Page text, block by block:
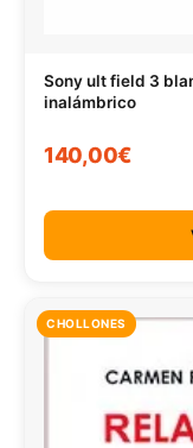
Sony ult field 3
inalámbrico
140,00€
CHOLLONES